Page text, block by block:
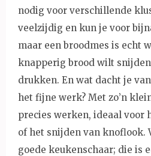
nodig voor verschillende
veelzijdig en kun je voor
maar een broodmes is echt
knapperig brood wilt
drukken. En wat dacht je
het fijne werk? Met zo’n
precies werken, ideaal voor
of het snijden van knoflook.
goede keukenschaar; die is